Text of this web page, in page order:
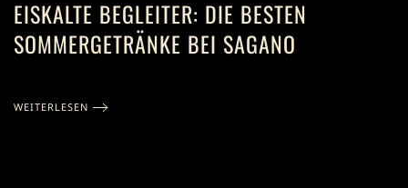
EISKALTE BEGLEITER: DIE BESTEN
SOMMERGETRÄNKE BEI SAGANO
WEITERLESEN